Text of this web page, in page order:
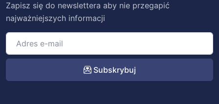
Zapisz się do newslettera aby nie przegapić
najważniejszych informacji
Subskrybuj